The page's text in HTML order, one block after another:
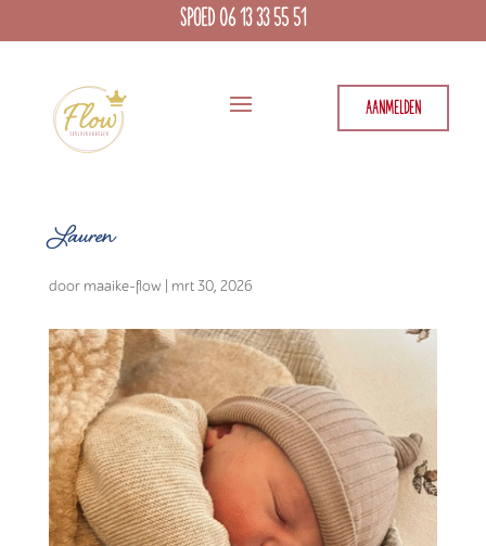
SPOED 06 13 33 55 51
AANMELDEN
Lauren
door maaike-flow | mrt 30, 2026